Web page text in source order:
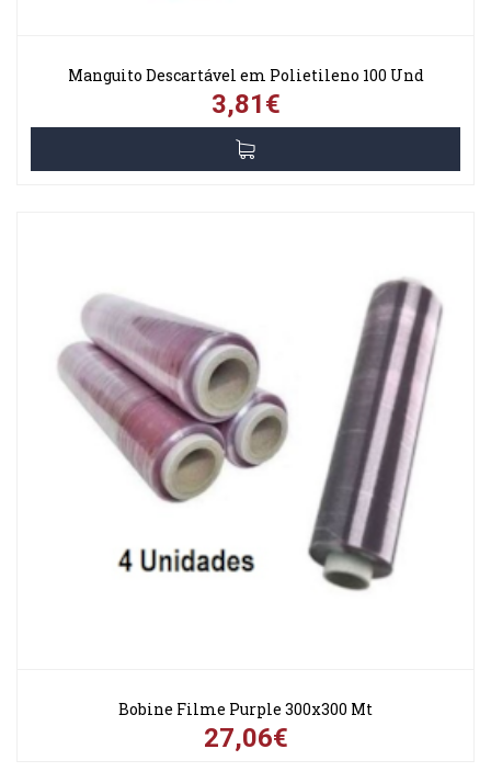
Manguito Descartável em Polietileno 100 Und
3,81€
Bobine Filme Purple 300x300 Mt
27,06€